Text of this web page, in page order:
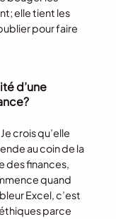
elle tient les
pour faire
d’une
crois qu’elle
au coin de la
des finances,
quand
Excel, c’est
parce